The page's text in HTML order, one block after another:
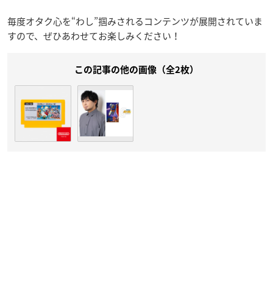
毎度オタク心を“わし”掴みされるコンテンツが展開されていま
すので、ぜひあわせてお楽しみください！
この記事の他の画像（全2枚）